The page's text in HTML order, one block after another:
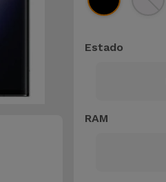
Estado
RAM